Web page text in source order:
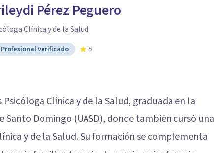
Pérez Peguero
Clínica y de la Salud
Profesional verificado 5
Psicóloga Clínica y de la Salud, graduada en la
Santo Domingo (UASD), donde también cursó una
y de la Salud. Su formación se complementa